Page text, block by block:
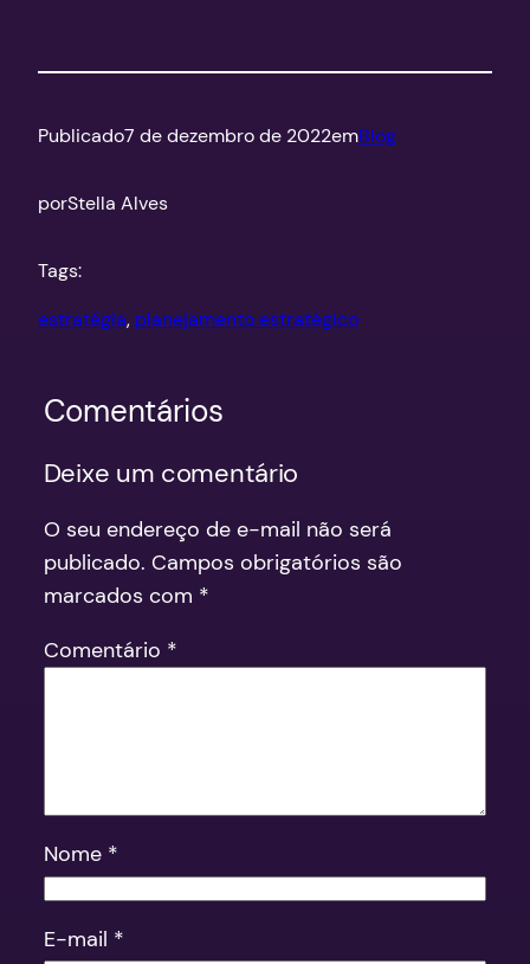
Publicado7 de dezembro de 2022emBlog
porStella Alves
Tags:
estratégia, planejamento estratégico
Comentários
Deixe um comentário
O seu endereço de e-mail não será
publicado. Campos obrigatórios são
marcados com *
Comentário *
Nome *
E-mail *